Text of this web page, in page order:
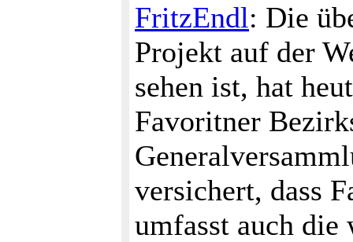
FritzEndl: Die
Projekt auf der
sehen ist, hat
Favoritner
versichert, dass
umfasst auch